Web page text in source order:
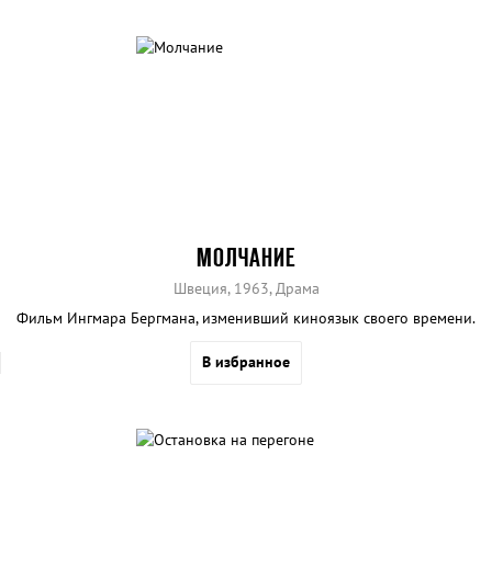
МОЛЧАНИЕ
Швеция, 1963, Драма
Фильм Ингмара Бергмана, изменивший киноязык своего времени.
В избранное